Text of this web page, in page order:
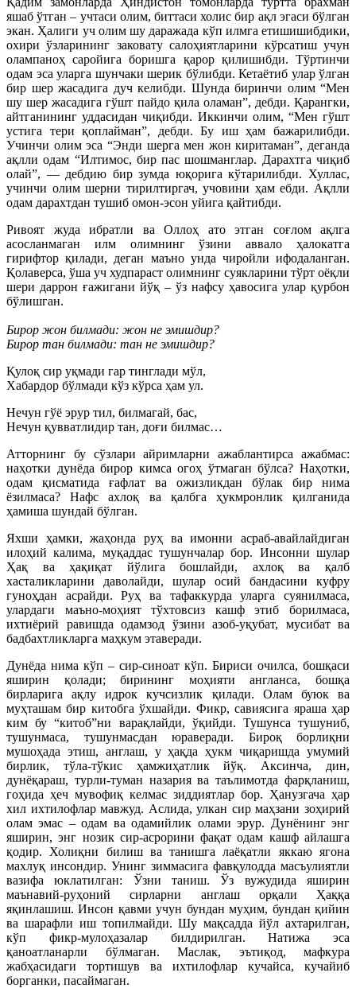
яшаб ўтган – учтаси олим, биттаси холис бир ақл эгаси бўлган
экан. Ҳалиги уч олим шу даражада кўп илмга етишишибдики,
охири ўзларининг заковату салоҳиятларини кўрсатиш учун
олампаноҳ саройига боришга қарор қилишибди. Тўртинчи
одам эса уларга шунчаки шерик бўлибди. Кетаётиб улар ўлган
бир шер жасадига дуч келибди. Шунда биринчи олим “Мен
шу шер жасадига гўшт пайдо қила оламан”, дебди. Қарангки,
айтганининг уддасидан чиқибди. Иккинчи олим, “Мен гўшт
устига тери қоплайман”, дебди. Бу иш ҳам бажарилибди.
Учинчи олим эса “Энди шерга мен жон киритаман”, деганда
ақлли одам “Илтимос, бир пас шошманглар. Дарахтга чиқиб
олай”, — дебдию бир зумда юқорига кўтарилибди. Хуллас,
учинчи олим шерни тирилтиргач, учовини ҳам ебди. Ақлли
одам дарахтдан тушиб омон-эсон уйига қайтибди.
Ривоят жуда ибратли ва Оллоҳ ато этган соғлом ақлга
асосланмаган илм олимнинг ўзини аввало ҳалокатга
гирифтор қилади, деган маъно унда чиройли ифодаланган.
Қолаверса, ўша уч худпараст олимнинг суякларини тўрт оёқли
шери даррон ғажигани йўқ – ўз нафсу ҳавосига улар қурбон
бўлишган.
Бирор жон билмади: жон не эмишдир?
Бирор тан билмади: тан не эмишдир?
Қулоқ сир уқмади гар тинглади мўл,
Хабардор бўлмади кўз кўрса ҳам ул.
Нечун гўё эрур тил, билмагай, бас,
Нечун қувватлидир тан, доғи билмас…
Атторнинг бу сўзлари айримларни ажаблантирса ажабмас:
наҳотки дунёда бирор кимса огоҳ ўтмаган бўлса? Наҳотки,
одам қисматида ғафлат ва ожизликдан бўлак бир нима
ёзилмаса? Нафс ахлоқ ва қалбга ҳукмронлик қилганида
ҳамиша шундай бўлган.
Яхши ҳамки, жаҳонда руҳ ва имонни асраб-авайлайдиган
илоҳий калима, муқаддас тушунчалар бор. Инсонни шулар
Ҳақ ва ҳақиқат йўлига бошлайди, ахлоқ ва қалб
хасталикларини даволайди, шулар осий бандасини куфру
гуноҳдан асрайди. Руҳ ва тафаккурда уларга суянилмаса,
улардаги маъно-моҳият тўхтовсиз кашф этиб борилмаса,
ихтиёрий равишда одамзод ўзини азоб-уқубат, мусибат ва
бадбахтликларга маҳкум этаверади.
Дунёда нима кўп – сир-синоат кўп. Бириси очилса, бошқаси
яширин қолади; бирининг моҳияти англанса, бошқа
бирларига ақлу идрок кучсизлик қилади. Олам буюк ва
муҳташам бир китобга ўхшайди. Фикр, савиясига яраша ҳар
ким бу “китоб”ни варақлайди, ўқийди. Тушунса тушуниб,
тушунмаса, тушунмасдан юраверади. Бироқ борлиқни
мушоҳада этиш, англаш, у ҳақда ҳукм чиқаришда умумий
бирлик, тўла-тўкис ҳамжиҳатлик йўқ. Аксинча, дин,
дунёқараш, турли-туман назария ва таълимотда фарқланиш,
гоҳида ҳеч мувофиқ келмас зиддиятлар бор. Ҳанузгача ҳар
хил ихтилофлар мавжуд. Аслида, улкан сир маҳзани зоҳирий
олам эмас – одам ва одамийлик олами эрур. Дунёнинг энг
яширин, энг нозик сир-асрорини фақат одам кашф айлашга
қодир. Холиқни билиш ва танишга лаёқатли яккаю ягона
махлуқ инсондир. Унинг зиммасига фавқулодда масъулиятли
вазифа юклатилган: Ўзни таниш. Ўз вужудида яширин
маънавий-руҳоний сирларни англаш орқали Ҳаққа
яқинлашиш. Инсон қавми учун бундан муҳим, бундан қийин
ва шарафли иш топилмайди. Шу мақсадда йўл ахтарилган,
кўп фикр-мулоҳазалар билдирилган. Натижа эса
қаноатланарли бўлмаган. Маслак, эътиқод, мафкура
жабҳасидаги тортишув ва ихтилофлар кучайса, кучайиб
борганки, пасаймаган.